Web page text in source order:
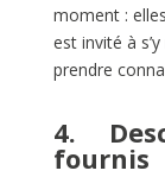
moment :
est invité à
prendre
4.
fournis